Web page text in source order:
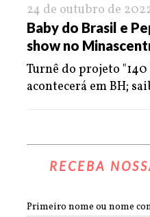
24 de outubro de
Baby do Brasil e
show no
Turnê do projeto
acontecerá em BH;
RECEBA
Primeiro nome ou nome